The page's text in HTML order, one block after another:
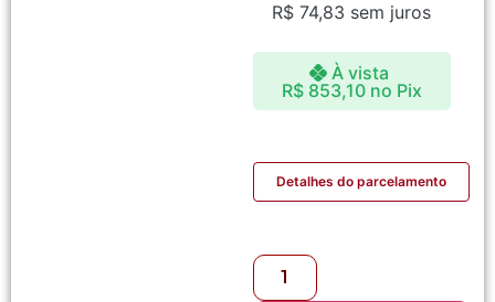
R$ 74,83 sem juros
À vista
R$853,10 no Pix
Detalhes do parcelamento